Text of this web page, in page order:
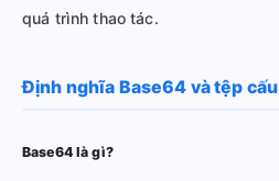
quá trình thao tác.
Định nghĩa Base64 và tệp
Base64 là gì?